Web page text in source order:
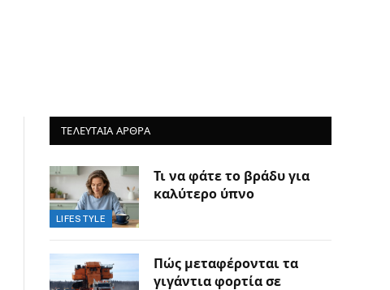
ΤΕΛΕΥΤΑΙΑ ΑΡΘΡΑ
LIFESTYLE
Τι να φάτε το βράδυ για
καλύτερο ύπνο
Πώς μεταφέρονται τα
γιγάντια φορτία σε